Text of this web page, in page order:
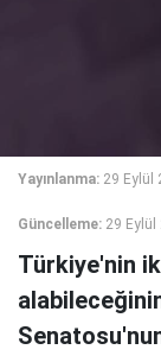
Yayınlanma: 29 Eylül
Güncelleme: 29 Eylül
Türkiye'nin